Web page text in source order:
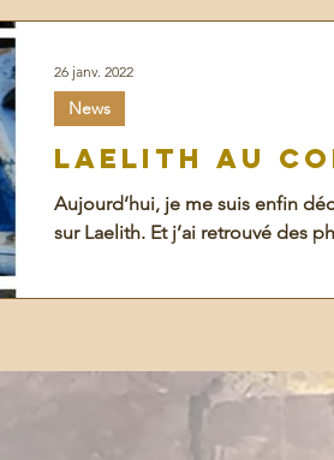
Laelith au
Aujourd’hui, je me suis enfin
sur Laelith. Et j’ai retrouvé des
News
26 janv. 2022